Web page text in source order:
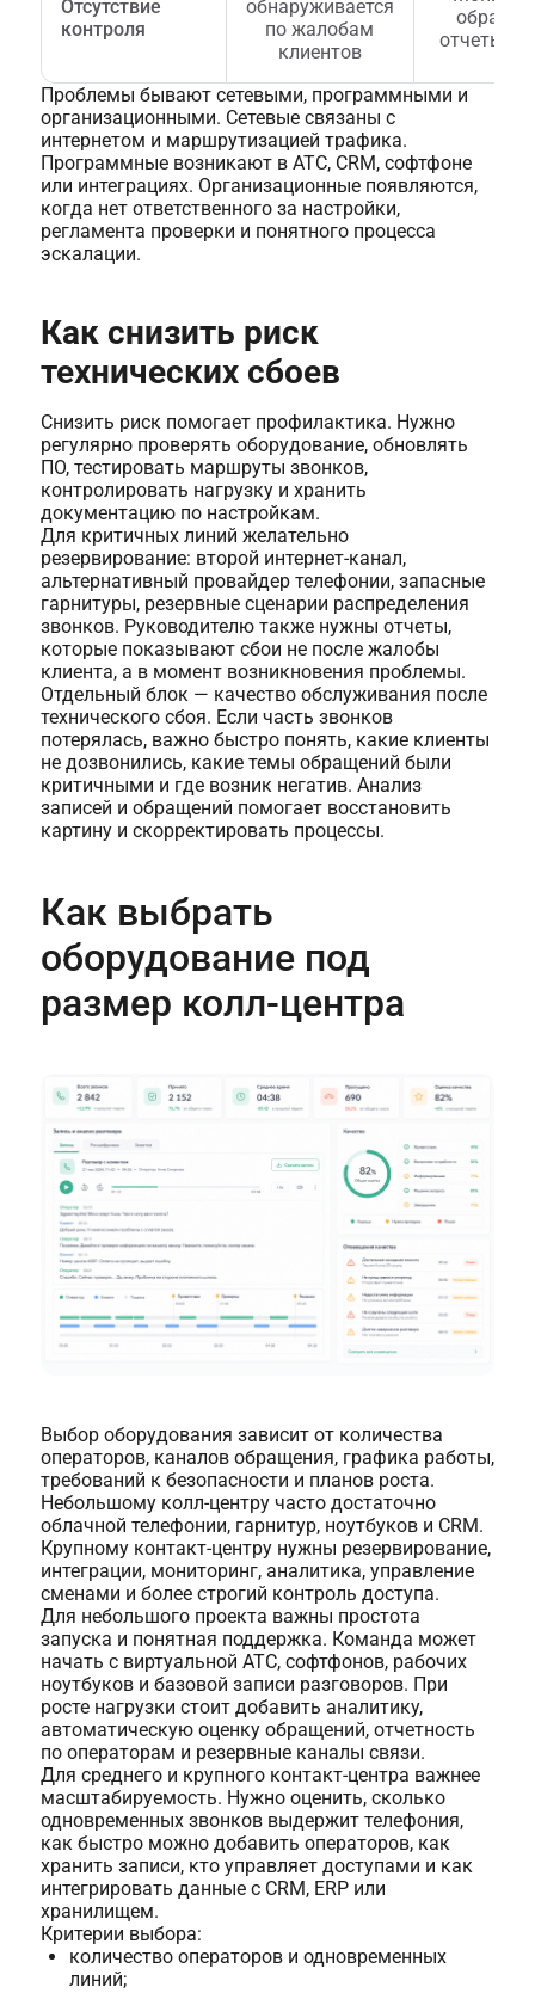
Отсутствие
контроля
обнаруживается
по жалобам
клиентов
отчеты,
Проблемы бывают сетевыми, программными и
организационными. Сетевые связаны с
интернетом и маршрутизацией трафика.
Программные возникают в АТС, CRM, софтфоне
или интеграциях. Организационные появляются,
когда нет ответственного за настройки,
регламента проверки и понятного процесса
эскалации.
Как снизить риск
технических сбоев
Снизить риск помогает профилактика. Нужно
регулярно проверять оборудование, обновлять
ПО, тестировать маршруты звонков,
контролировать нагрузку и хранить
документацию по настройкам.
Для критичных линий желательно
резервирование: второй интернет-канал,
альтернативный провайдер телефонии, запасные
гарнитуры, резервные сценарии распределения
звонков. Руководителю также нужны отчеты,
которые показывают сбои не после жалобы
клиента, а в момент возникновения проблемы.
Отдельный блок — качество обслуживания после
технического сбоя. Если часть звонков
потерялась, важно быстро понять, какие клиенты
не дозвонились, какие темы обращений были
критичными и где возник негатив. Анализ
записей и обращений помогает восстановить
картину и скорректировать процессы.
Как выбрать
оборудование под
размер колл-центра
Выбор оборудования зависит от количества
операторов, каналов обращения, графика работы,
требований к безопасности и планов роста.
Небольшому колл-центру часто достаточно
облачной телефонии, гарнитур, ноутбуков и CRM.
Крупному контакт-центру нужны резервирование,
интеграции, мониторинг, аналитика, управление
сменами и более строгий контроль доступа.
Для небольшого проекта важны простота
запуска и понятная поддержка. Команда может
начать с виртуальной АТС, софтфонов, рабочих
ноутбуков и базовой записи разговоров. При
росте нагрузки стоит добавить аналитику,
автоматическую оценку обращений, отчетность
по операторам и резервные каналы связи.
Для среднего и крупного контакт-центра важнее
масштабируемость. Нужно оценить, сколько
одновременных звонков выдержит телефония,
как быстро можно добавить операторов, как
хранить записи, кто управляет доступами и как
интегрировать данные с CRM, ERP или
хранилищем.
Критерии выбора:
количество операторов и одновременных
линий;